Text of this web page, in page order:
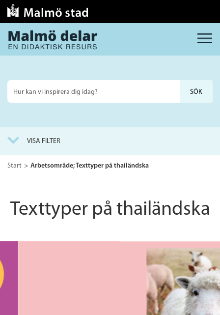
MENY
Sök
på
VISA FILTER
Start Arbetsområde; Texttyper på thailändska
Texttyper på thailändska